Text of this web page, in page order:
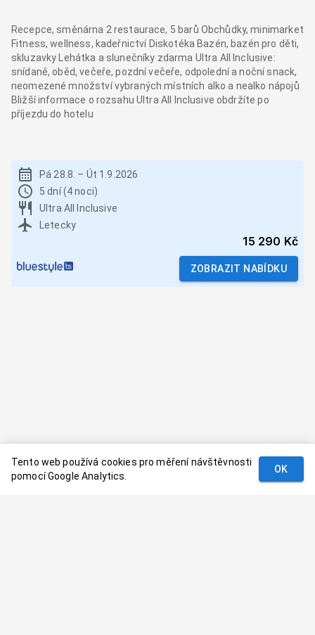
Recepce, směnárna 2 restaurace, 5 barů Obchůdky, minimarket
Fitness, wellness, kadeřnictví Diskotéka Bazén, bazén pro děti,
skluzavky Lehátka a slunečníky zdarma Ultra All Inclusive:
snídaně, oběd, večeře, pozdní večeře, odpolední a noční snack,
neomezené množství vybraných místních alko a nealko nápojů
Bližší informace o rozsahu Ultra All Inclusive obdržíte po
příjezdu do hotelu
Pá 28.8. – Út 1.9.2026
5 dní (4 noci)
Ultra All Inclusive
Letecky
15 290 Kč
ZOBRAZIT NABÍDKU
Tento web používá cookies pro měření návštěvnosti
pomocí Google Analytics.
OK